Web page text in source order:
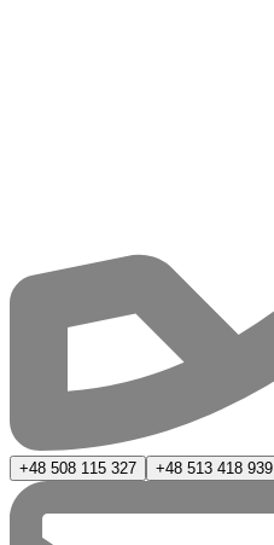
+48 508 115 327 +48 513 418 939